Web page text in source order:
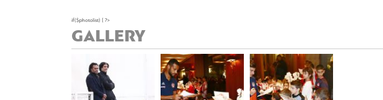
if($photolist) { ?>
GALLERY